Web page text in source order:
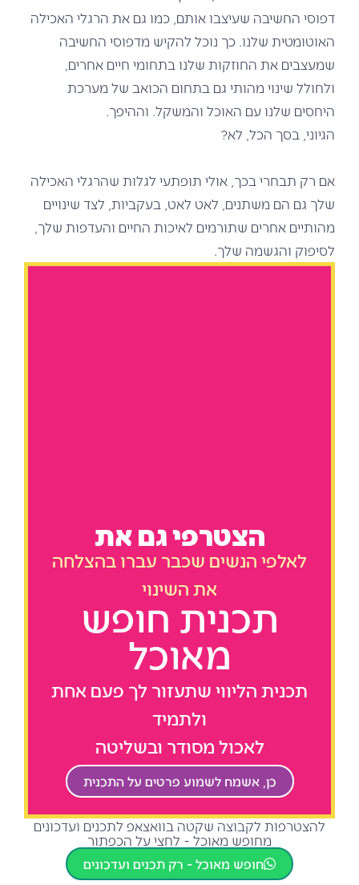
דפוסי החשיבה שעיצבו אותם, כמו גם את הרגלי האכילה
האוטומטית שלנו. כך נוכל להקיש מדפוסי החשיבה
שמעצבים את החוזקות שלנו בתחומי חיים אחרים,
ולחולל שינוי מהותי גם בתחום הכואב של מערכת
היחסים שלנו עם האוכל והמשקל. וההיפך.
הגיוני, בסך הכל, לא?
אם רק תבחרי בכך, אולי תופתעי לגלות שהרגלי האכילה
שלך גם הם משתנים, לאט לאט, בעקביות, לצד שינויים
מהותיים אחרים שתורמים לאיכות החיים והעדפות שלך,
לסיפוק והגשמה שלך.
הצטרפי גם את
לאלפי הנשים שכבר עברו בהצלחה
את השינוי
תכנית חופש
מאוכל
תכנית הליווי שתעזור לך פעם אחת
ולתמיד
לאכול מסודר ובשליטה
כן, אשמח לשמוע פרטים על התכנית
להצטרפות לקבוצה שקטה בוואצאפ לתכנים ועדכונים
מחופש מאוכל - לחצי על הכפתור
חופש מאוכל - רק תכנים ועדכונים